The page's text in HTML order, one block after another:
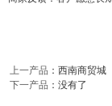
上一产品 ： 西南商贸城
下一产品 ：没有了